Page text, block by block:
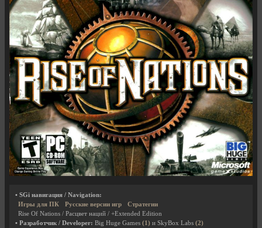
• SGi навигация / Navigation:
Игры для ПК
Русские версии игр
Стратегии
Rise Of Nations / Расцвет наций / +Extended Edition
• Разработчик / Developer: Big Huge Games (1) и SkyBox Labs (2)